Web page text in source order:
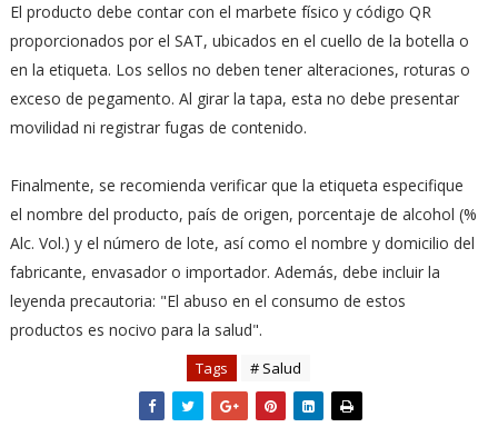
El producto debe contar con el marbete físico y código QR
proporcionados por el SAT, ubicados en el cuello de la botella o
en la etiqueta. Los sellos no deben tener alteraciones, roturas o
exceso de pegamento. Al girar la tapa, esta no debe presentar
movilidad ni registrar fugas de contenido.
Finalmente, se recomienda verificar que la etiqueta especifique
el nombre del producto, país de origen, porcentaje de alcohol (%
Alc. Vol.) y el número de lote, así como el nombre y domicilio del
fabricante, envasador o importador. Además, debe incluir la
leyenda precautoria: "El abuso en el consumo de estos
productos es nocivo para la salud".
Tags # Salud